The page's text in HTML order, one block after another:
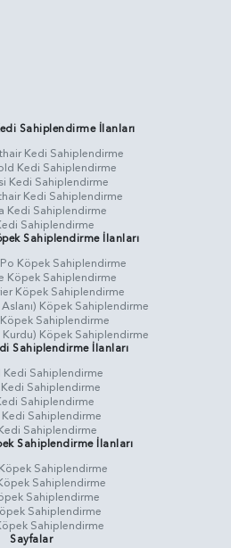
Sahiplendirme İlanları
Kedi Sahiplendirme
Kedi Sahiplendirme
Kedi Sahiplendirme
Kedi Sahiplendirme
Kedi Sahiplendirme
Sahiplendirme
Sahiplendirme İlanları
Köpek Sahiplendirme
Köpek Sahiplendirme
Köpek Sahiplendirme
Köpek Sahiplendirme
Sahiplendirme
Köpek Sahiplendirme
Sahiplendirme İlanları
Kedi Sahiplendirme
Sahiplendirme
Sahiplendirme
Sahiplendirme
Sahiplendirme
Sahiplendirme İlanları
Sahiplendirme
Sahiplendirme
Sahiplendirme
Sahiplendirme
Sahiplendirme
Sayfalar